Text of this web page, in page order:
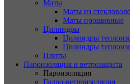
Маты
Маты из
Маты прошивные
Цилиндры
Цилиндры
Цилиндры
Плиты
Пароизоляция и ветрозащита
Пароизоляция
Гидро-ветроизоляция